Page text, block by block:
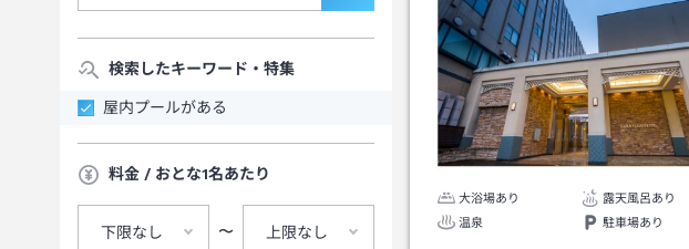
検索したキーワード・特集
屋内プールがある
料金 / おとな1名あたり
下限なし 〜 上限なし
大浴場あり
露天風呂あり
温泉
駐車場あり